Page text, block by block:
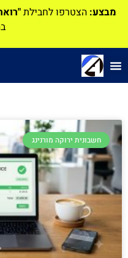
מבצע: הצטרפו לחבילת
חשבונית ירוקה מורנינג